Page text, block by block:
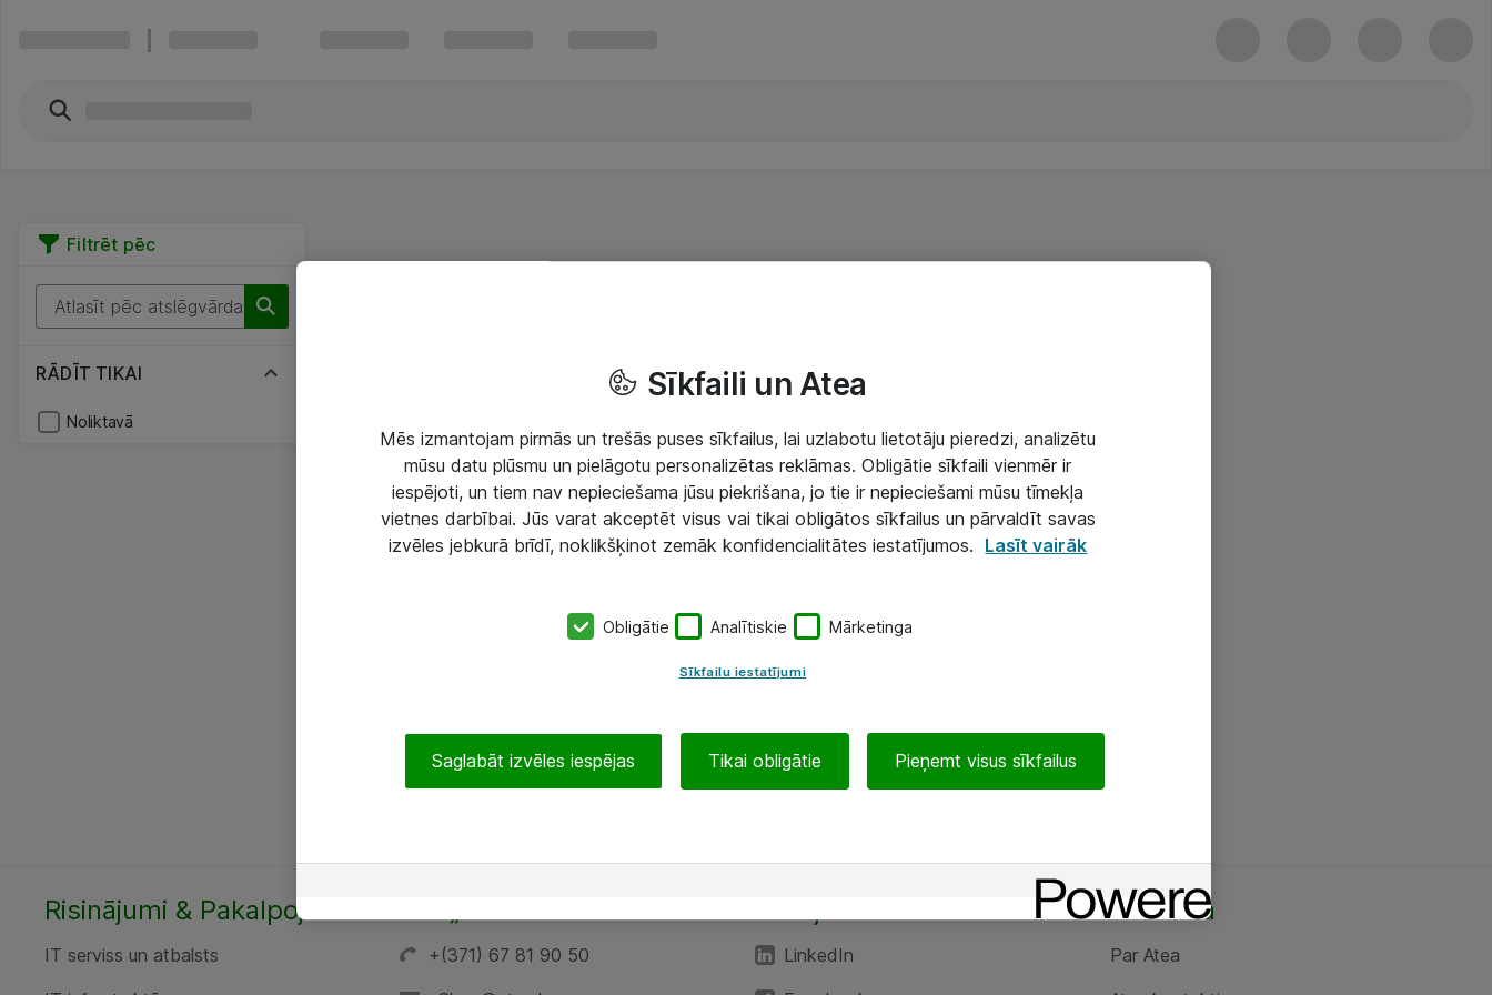
Filtrēt pēc
RĀDĪT TIKAI
Noliktavā
Risinājumi & Pakalpojumi
IT serviss un atbalsts
+(371) 67 81 90 50
LinkedIn
Par Atea
Par Atea
Sīkfaili un Atea
Mēs izmantojam pirmās un trešās puses sīkfailus, lai uzlabotu lietotāju pieredzi, analizētu
mūsu datu plūsmu un pielāgotu personalizētas reklāmas. Obligātie sīkfaili vienmēr ir
iespējoti, un tiem nav nepieciešama jūsu piekrišana, jo tie ir nepieciešami mūsu tīmekļa
vietnes darbībai. Jūs varat akceptēt visus vai tikai obligātos sīkfailus un pārvaldīt savas
izvēles jebkurā brīdī, noklikšķinot zemāk konfidencialitātes iestatījumos. Lasīt vairāk
Obligātie Analītiskie Mārketinga
Sīkfailu iestatījumi
Saglabāt izvēles iespējas Tikai obligātie Pieņemt visus sīkfailus